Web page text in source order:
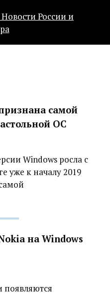
самой
ОС
Windows росла с
уже к началу 2019
на Windows
появляются